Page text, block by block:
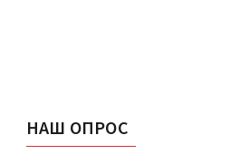
НАШ ОПРОС